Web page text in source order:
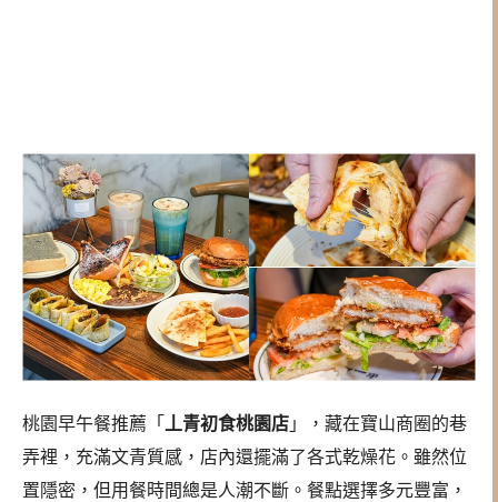
桃園早午餐推薦「 丄青初食桃園店 」，藏在寶山商圈的巷
弄裡，充滿文青質感，店內還擺滿了各式乾燥花。雖然位
置隱密，但用餐時間總是人潮不斷。餐點選擇多元豐富，